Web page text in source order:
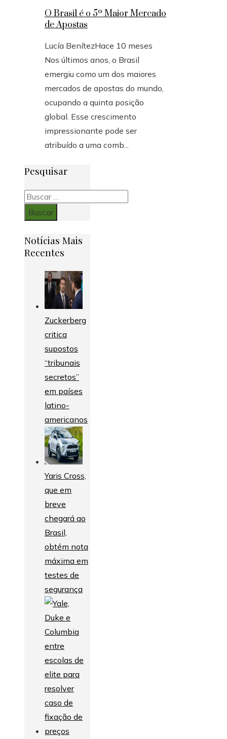
O Brasil é o 5º Maior Mercado
de Apostas
Lucía BenítezHace 10 meses
Nos últimos anos, o Brasil
emergiu como um dos maiores
mercados de apostas do mundo,
ocupando a quinta posição
global. Esse crescimento
impressionante pode ser
atribuído a uma comb...
Pesquisar
Buscar:
Notícias Mais
Recentes
Zuckerberg
critica
supostos
“tribunais
secretos”
em países
latino-
americanos
Yaris Cross,
que em
breve
chegará ao
Brasil,
obtém nota
máxima em
testes de
segurança